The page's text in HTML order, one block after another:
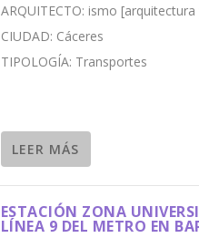
ARQUITECTO: ismo
CIUDAD: Cáceres
TIPOLOGÍA: Transportes
LEER MÁS
ESTACIÓN ZONA
LÍNEA 9 DEL METRO EN